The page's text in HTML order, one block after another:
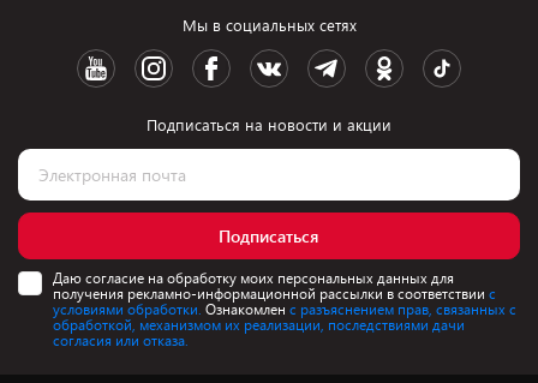
Мы в социальных сетях
Подписаться на новости и акции
Подписаться
Даю согласие на обработку моих персональных данных для
получения рекламно-информационной рассылки в соответствии с
условиями обработки. Ознакомлен с разъяснением прав, связанных с
обработкой, механизмом их реализации, последствиями дачи
согласия или отказа.